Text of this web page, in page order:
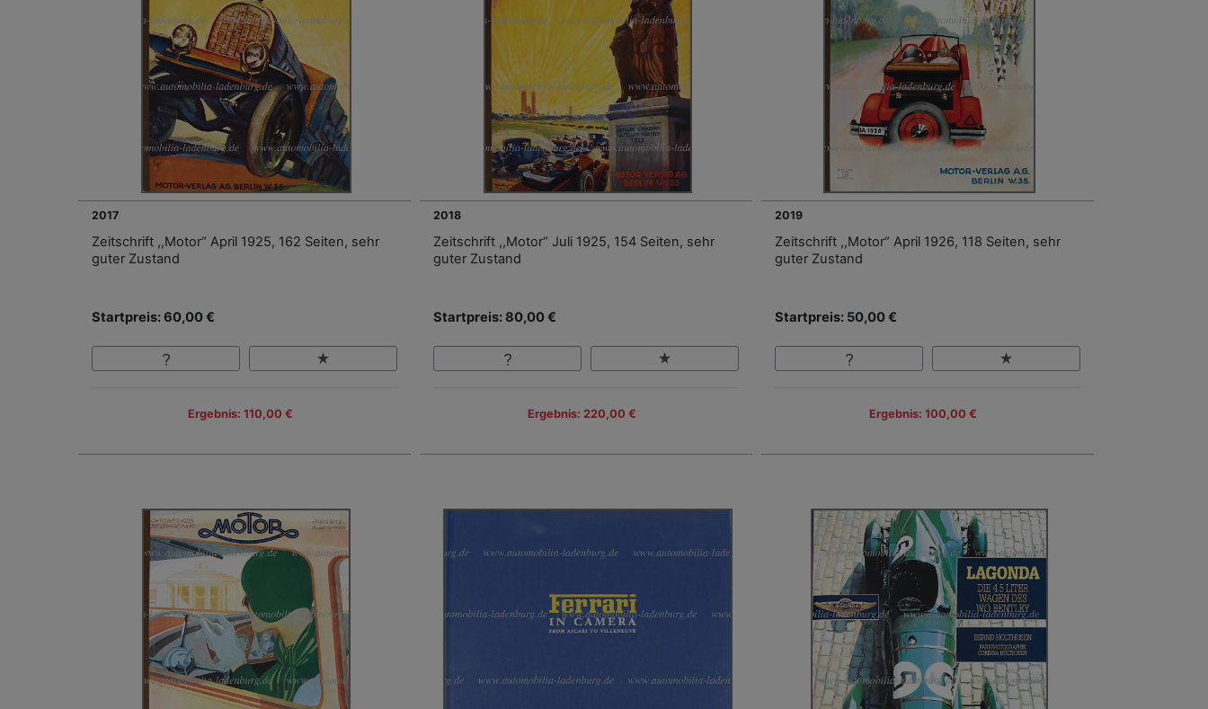
2017
Zeitschrift ,,Motor“ April 1925, 162 Seiten, sehr
guter Zustand
Startpreis: 60,00 €
Ergebnis: 110,00 €
2018
Zeitschrift ,,Motor“ Juli 1925, 154 Seiten, sehr
guter Zustand
Startpreis: 80,00 €
Ergebnis: 220,00 €
2019
Zeitschrift ,,Motor“ April 1926, 118 Seiten, sehr
guter Zustand
Startpreis: 50,00 €
Ergebnis: 100,00 €